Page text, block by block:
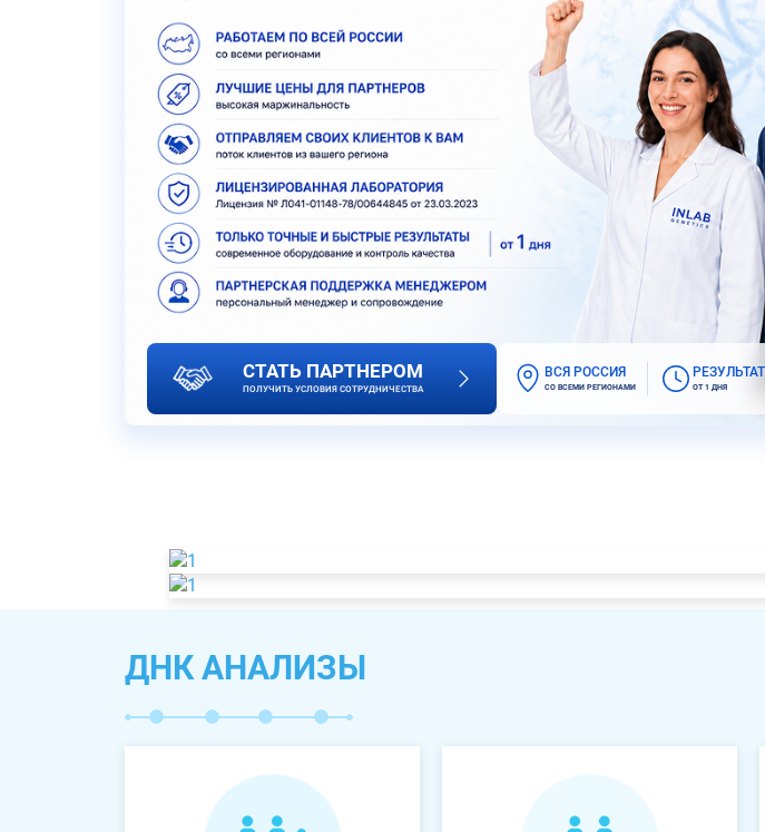
СТАТЬ ПАРТНЕРОМ
ПОЛУЧИТЬ УСЛОВИЯ СОТРУДНИЧЕСТВА
ВСЯ РОССИЯ
СО ВСЕМИ РЕГИОНАМИ ОТ 1 ДНЯ
ДНК АНАЛИЗЫ